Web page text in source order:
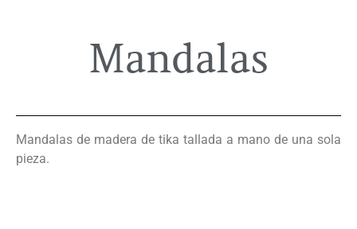
Mandalas
Mandalas de madera de tika tallada a mano de una sola
pieza.